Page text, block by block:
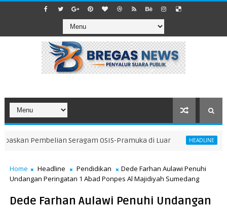
Pembelian Seragam OSIS-Pramuka di Luar HEADLINE
Home Headline Pendidikan
Dede Farhan Aulawi Penuhi
Undangan Peringatan 1 Abad Ponpes Al Majidiyah Sumedang
Dede Farhan Aulawi Penuhi Undangan